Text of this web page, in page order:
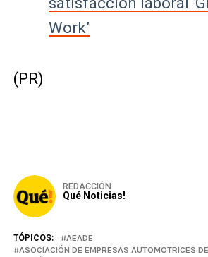
Work’
(PR)
REDACCIÓN
Qué Noticias!
TÓPICOS:
AEADE
ASOCIACIÓN DE EMPRESAS AUTOMOTRICES